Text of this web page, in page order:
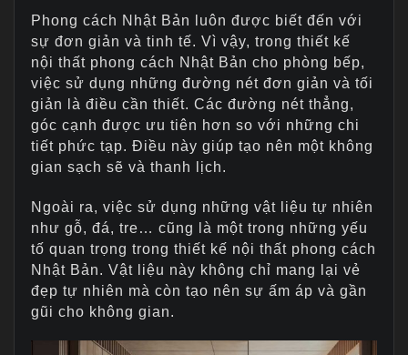
Phong cách Nhật Bản luôn được biết đến với
sự đơn giản và tinh tế. Vì vậy, trong thiết kế
nội thất phong cách Nhật Bản cho phòng bếp,
việc sử dụng những đường nét đơn giản và tối
giản là điều cần thiết. Các đường nét thẳng,
góc cạnh được ưu tiên hơn so với những chi
tiết phức tạp. Điều này giúp tạo nên một không
gian sạch sẽ và thanh lịch.
Ngoài ra, việc sử dụng những vật liệu tự nhiên
như gỗ, đá, tre… cũng là một trong những yếu
tố quan trọng trong thiết kế nội thất phong cách
Nhật Bản. Vật liệu này không chỉ mang lại vẻ
đẹp tự nhiên mà còn tạo nên sự ấm áp và gần
gũi cho không gian.